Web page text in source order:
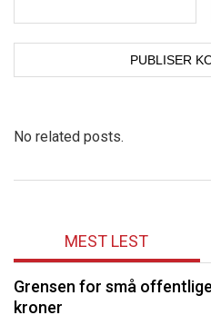
No related posts.
MEST LEST
Grensen for små
kroner